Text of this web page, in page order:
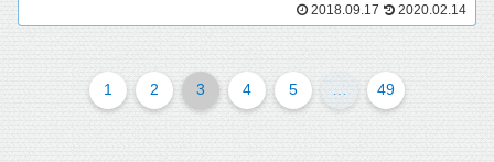
2018.09.17 2020.02.14
1 2 3 4 5 49